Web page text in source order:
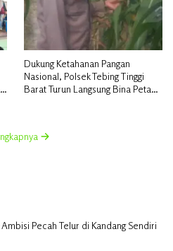
Dukung Ketahanan Pangan
Nasional, Polsek Tebing Tinggi
Barat Turun Langsung Bina Petani
Pecah Telur di Kandang Sendiri